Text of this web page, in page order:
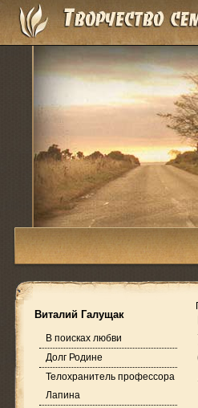
Виталий Галущак
В поисках любви
Долг Родине
Телохранитель профессора
Лапина